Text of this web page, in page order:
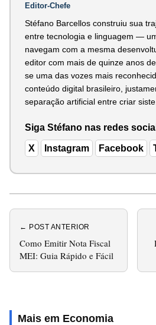
Editor-Chefe
Stéfano Barcellos construiu sua
entre tecnologia e linguagem —
navegam com a mesma
editor com mais de quinze anos
se uma das vozes mais
conteúdo digital brasileiro,
separação artificial entre criar
Siga Stéfano nas redes
X Instagram Facebook
← POST ANTERIOR
Como Emitir Nota Fiscal
MEI: Guia Rápido e Fácil
Mais em Economia